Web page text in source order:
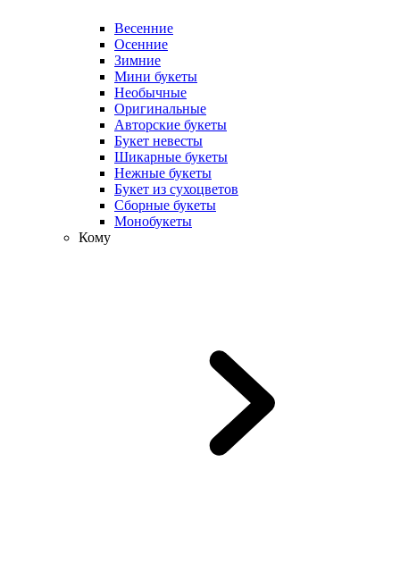
Весенние
Осенние
Зимние
Мини букеты
Необычные
Оригинальные
Авторские букеты
Букет невесты
Шикарные букеты
Нежные букеты
Букет из сухоцветов
Сборные букеты
Монобукеты
Кому